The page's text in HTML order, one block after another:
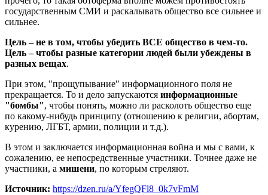
государственным СМИ и раскалывать общество все сильнее и
сильнее.
Цель – не в том, чтобы убедить ВСЕ общество в чем-то.
Цель – чтобы разные категории людей были убеждены в
разных вещах.
При этом, "прощупывание" информационного поля не
прекращается. То и дело запускаются информационные
"бомбы", чтобы понять, можно ли расколоть общество еще
по какому-нибудь принципу (отношению к религии, абортам,
курению, ЛГБТ, армии, полиции и т.д.).
В этом и заключается информационная война и мы с вами, к
сожалению, ее непосредственные участники. Точнее даже не
участники, а мишени, по которым стреляют.
Источник: https://dzen.ru/a/YfegQFl8_0k7vFmM